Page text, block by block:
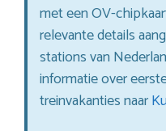
met een OV-
relevante details
stations van
informatie over
treinvakanties naar